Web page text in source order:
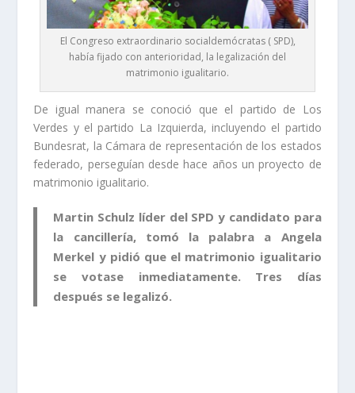
El Congreso extraordinario socialdemócratas ( SPD),
había fijado con anterioridad, la legalización del
matrimonio igualitario.
De igual manera se conoció que el partido de Los
Verdes y el partido La Izquierda, incluyendo el partido
Bundesrat, la Cámara de representación de los estados
federado, perseguían desde hace años un proyecto de
matrimonio igualitario.
Martin Schulz líder del SPD y candidato para
la cancillería, tomó la palabra a Angela
Merkel y pidió que el matrimonio igualitario
se votase inmediatamente. Tres días
después se legalizó.